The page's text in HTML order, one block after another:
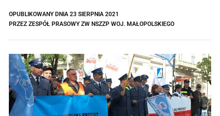
OPUBLIKOWANY DNIA 23 SIERPNIA 2021
PRZEZ ZESPÓŁ PRASOWY ZW NSZZP WOJ. MAŁOPOLSKIEGO